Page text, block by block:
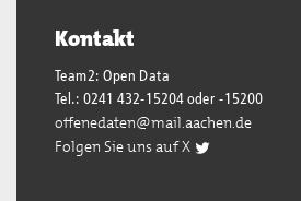
Kontakt
Team2: Open Data
Tel.: 0241 432-15204 oder -15200
offenedaten@mail.aachen.de
Folgen Sie uns auf X